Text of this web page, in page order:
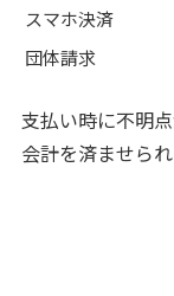
スマホ決済
団体請求
支払い時に不明
会計を済ませられ